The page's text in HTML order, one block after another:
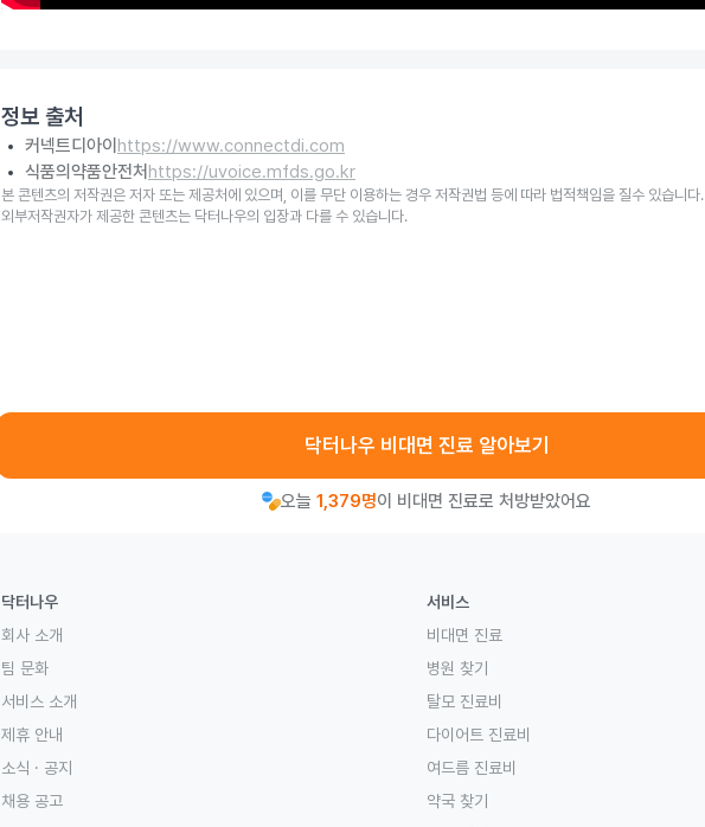
정보 출처
커넥트디아이 https://www.connectdi.com
식품의약품안전처 https://uvoice.mfds.go.kr
본 콘텐츠의 저작권은 저자 또는 제공처에 있으며, 이를 무단 이용하는 경우 저작권법 등에 따라 법적책임을 질수 있습니다.
외부저작권자가 제공한 콘텐츠는 닥터나우의 입장과 다를 수 있습니다.
닥터나우 비대면 진료 알아보기
오늘 1,379명이 비대면 진료로 처방받았어요
닥터나우
회사 소개
팀 문화
서비스 소개
제휴 안내
소식 · 공지
채용 공고
서비스
비대면 진료
병원 찾기
탈모 진료비
다이어트 진료비
여드름 진료비
약국 찾기